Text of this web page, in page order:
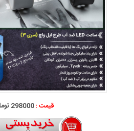
قیمت :298000 تومان